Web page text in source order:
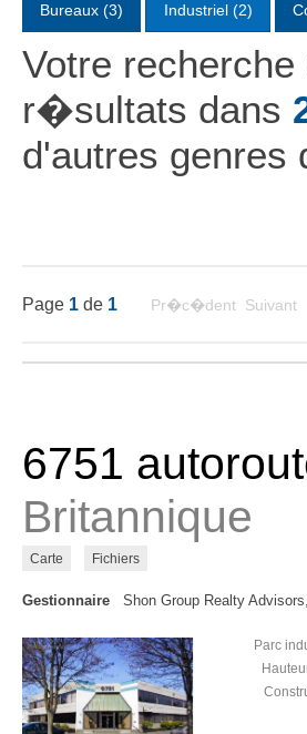
Bureaux (3) Industriel (2)
Votre
r�sultats dans
d'autres genres
Page 1de 1 Pr�c�dent Suivant
6751
Britannique
Carte Fichiers
Gestionnaire Shon Group Realty
Parc